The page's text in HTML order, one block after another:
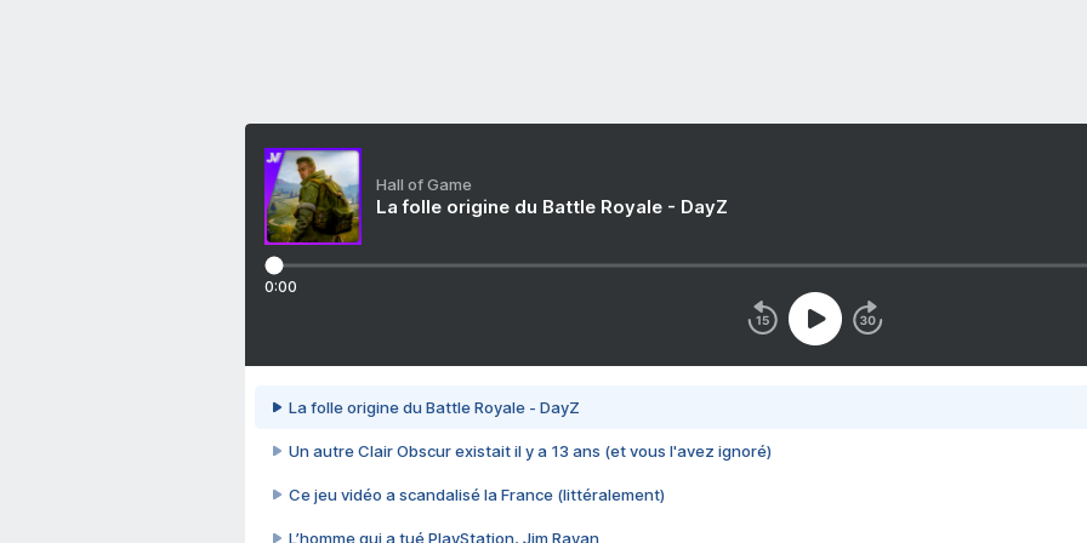
Hall of Game
La folle origine du Battle Royale - DayZ
0:00
La folle origine du Battle Royale - DayZ
Un autre Clair Obscur existait il y a 13 ans (et vous l'avez ignoré)
Ce jeu vidéo a scandalisé la France (littéralement)
L’homme qui a tué PlayStation, Jim Rayan